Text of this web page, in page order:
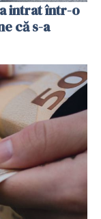
intrat într-o
că s-a